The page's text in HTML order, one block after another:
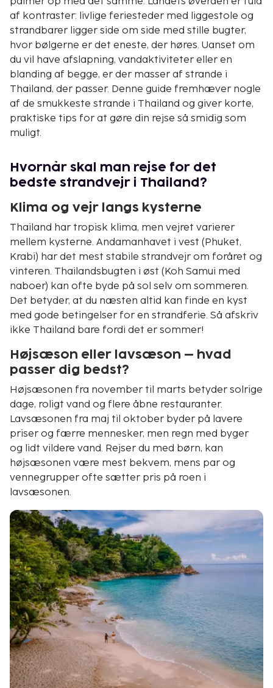
af kontraster: livlige feriesteder med liggestole og
strandbarer ligger side om side med stille bugter,
hvor bølgerne er det eneste, der høres. Uanset om
du vil have afslapning, vandaktiviteter eller en
blanding af begge, er der masser af strande i
Thailand, der passer. Denne guide fremhæver nogle
af de smukkeste strande i Thailand og giver korte,
praktiske tips for at gøre din rejse så smidig som
muligt.
Hvornår skal man rejse for det
bedste strandvejr i Thailand?
Klima og vejr langs kysterne
Thailand har tropisk klima, men vejret varierer
mellem kysterne. Andamanhavet i vest (Phuket,
Krabi) har det mest stabile strandvejr om foråret og
vinteren. Thailandsbugten i øst (Koh Samui med
naboer) kan ofte byde på sol selv om sommeren.
Det betyder, at du næsten altid kan finde en kyst
med gode betingelser for en strandferie. Så afskriv
ikke Thailand bare fordi det er sommer!
Højsæson eller lavsæson – hvad
passer dig bedst?
Højsæsonen fra november til marts betyder solrige
dage, roligt vand og flere åbne restauranter.
Lavsæsonen fra maj til oktober byder på lavere
priser og færre mennesker, men regn med byger
og lidt vildere vand. Rejser du med børn, kan
højsæsonen være mest bekvem, mens par og
vennegrupper ofte sætter pris på roen i
lavsæsonen.